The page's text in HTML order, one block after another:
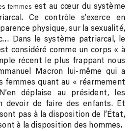
femmes est au cœur du système
Ce contrôle s’exerce en
physique, sur la sexualité,
Dans le système patriarcal, le
considéré comme un corps « à
récent le plus frappant nous
Macron lui-même qui a
femmes quant au « réarmement
déplaise au président, les
devoir de faire des enfants. Et
pas à la disposition de l’État,
à la disposition des hommes.